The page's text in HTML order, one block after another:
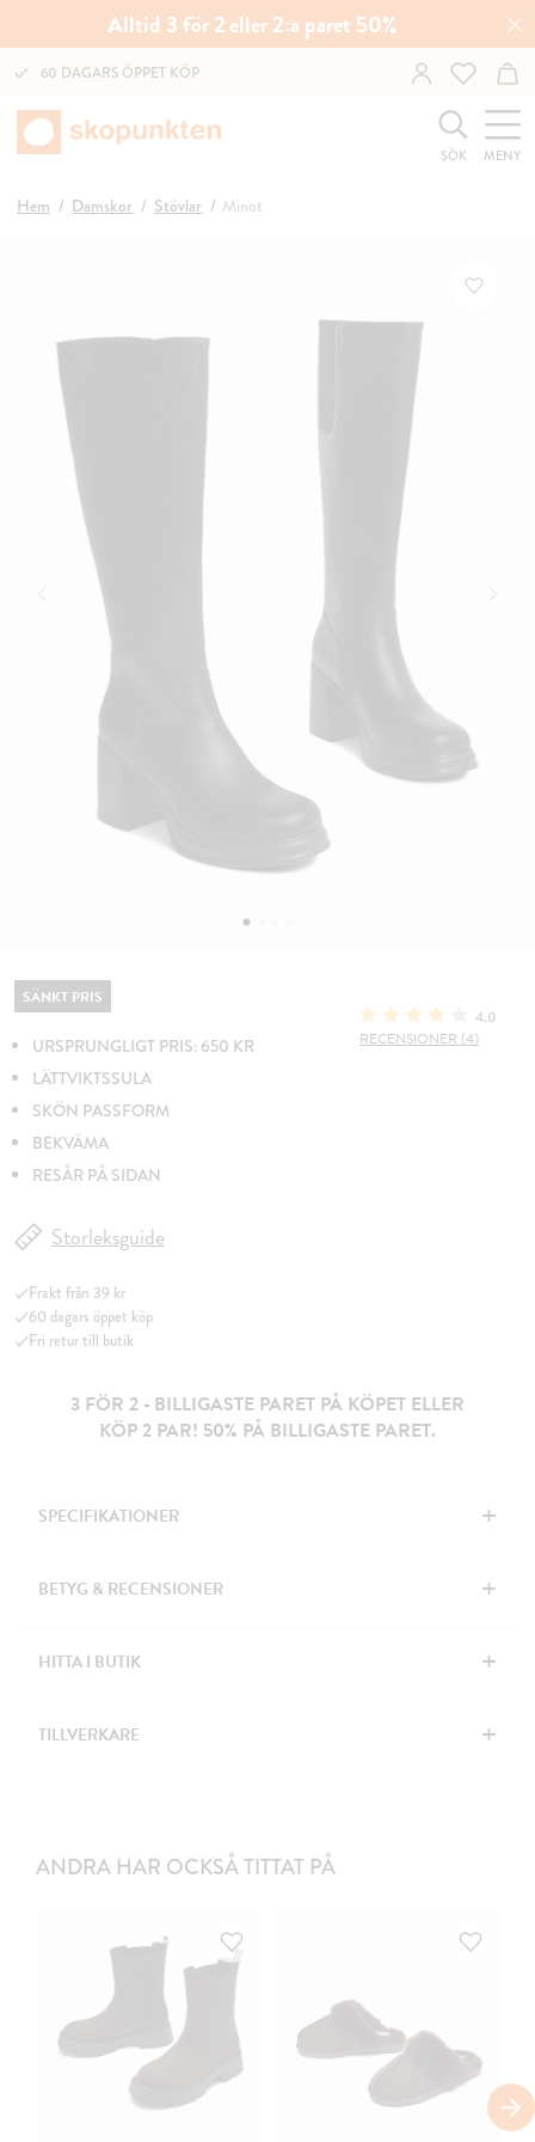
Alltid 3 för 2 eller 2:a paret 50%
60 DAGARS ÖPPET KÖP
SÖK MENY
Hem Damskor Stövlar Minot
SÄNKT PRIS
URSPRUNGLIGT PRIS: 650 KR
LÄTTVIKTSSULA
SKÖN PASSFORM
BEKVÄMA
RESÅR PÅ SIDAN
4.0
RECENSIONER (4)
Storleksguide
Frakt från 39 kr
60 dagars öppet köp
Fri retur till butik
3 FÖR 2 - BILLIGASTE PARET PÅ KÖPET ELLER
KÖP 2 PAR! 50% PÅ BILLIGASTE PARET.
SPECIFIKATIONER +
BETYG & RECENSIONER +
HITTA I BUTIK +
TILLVERKARE +
ANDRA HAR OCKSÅ TITTAT PÅ